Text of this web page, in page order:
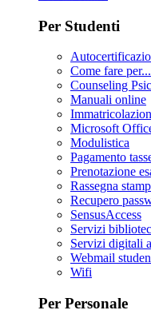
Per Studenti
Come fare per...
Counseling
Manuali online
Microsoft
Modulistica
Pagamento
Prenotazione
Rassegna
Recupero
SensusAccess
Servizi
Servizi digitali
Webmail
Wifi
Per Personale